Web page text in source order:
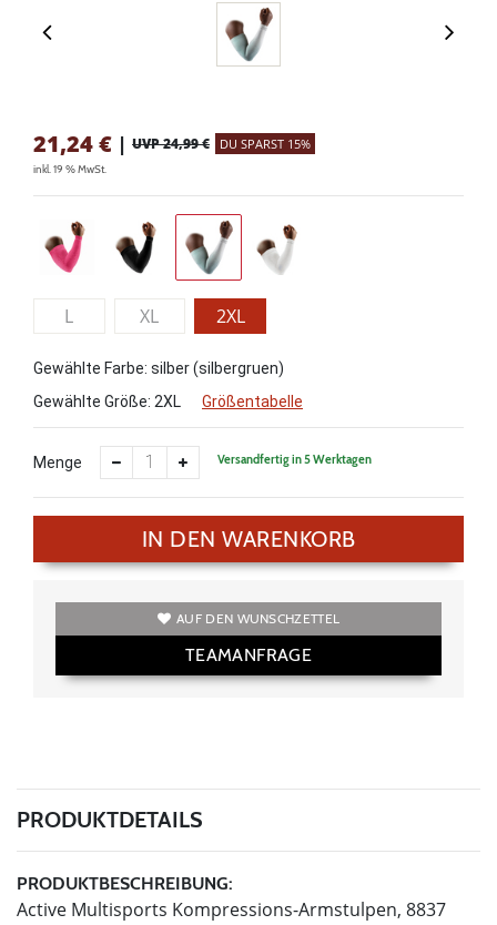
21,24€ | UVP 24,99 € DU SPARST 15%
inkl. 19 % MwSt.
L XL 2XL
Gewählte Farbe: silber (silbergruen)
Gewählte Größe: 2XL Größentabelle
Menge Versandfertig in 5 Werktagen
IN DEN WARENKORB
AUF DEN WUNSCHZETTEL
TEAMANFRAGE
PRODUKTDETAILS
PRODUKTBESCHREIBUNG:
Active Multisports Kompressions-Armstulpen, 8837